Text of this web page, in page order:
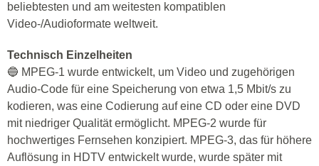
beliebtesten und am weitesten kompatiblen
Video-/Audioformate weltweit.
Technisch Einzelheiten
🔵 MPEG-1 wurde entwickelt, um Video und zugehörigen
Audio-Code für eine Speicherung von etwa 1,5 Mbit/s zu
kodieren, was eine Codierung auf eine CD oder eine DVD
mit niedriger Qualität ermöglicht. MPEG-2 wurde für
hochwertiges Fernsehen konzipiert. MPEG-3, das für höhere
Auflösung in HDTV entwickelt wurde, wurde später mit